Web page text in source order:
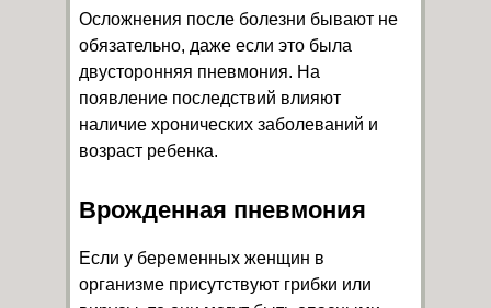
Осложнения после болезни бывают не
обязательно, даже если это была
двусторонняя пневмония. На
появление последствий влияют
наличие хронических заболеваний и
возраст ребенка.
Врожденная пневмония
Если у беременных женщин в
организме присутствуют грибки или